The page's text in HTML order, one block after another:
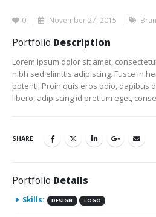
0 November 27, 2015
Portfolio Description
Lorem ipsum dolor sit amet,
nibh sed elimttis adipiscing. Fusce in
potenti. Proin quis eros odio, dapibus
libero, adipiscing id pretium eget,
SHARE
Portfolio Details
Skills: DESIGN LOGO